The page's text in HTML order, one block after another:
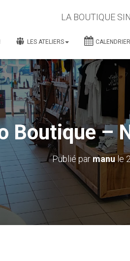
LA BOUTIQUE
LES ATELIERS CALENDRIER
Boutique –
Publié parmanule